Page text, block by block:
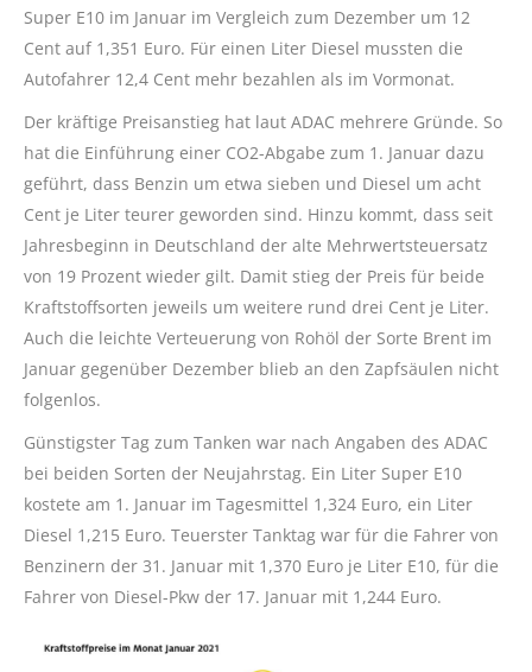
Super E10 im Januar im Vergleich zum Dezember um 12
Cent auf 1,351 Euro. Für einen Liter Diesel mussten die
Autofahrer 12,4 Cent mehr bezahlen als im Vormonat.
Der kräftige Preisanstieg hat laut ADAC mehrere Gründe. So
hat die Einführung einer CO2-Abgabe zum 1. Januar dazu
geführt, dass Benzin um etwa sieben und Diesel um acht
Cent je Liter teurer geworden sind. Hinzu kommt, dass seit
Jahresbeginn in Deutschland der alte Mehrwertsteuersatz
von 19 Prozent wieder gilt. Damit stieg der Preis für beide
Kraftstoffsorten jeweils um weitere rund drei Cent je Liter.
Auch die leichte Verteuerung von Rohöl der Sorte Brent im
Januar gegenüber Dezember blieb an den Zapfsäulen nicht
folgenlos.
Günstigster Tag zum Tanken war nach Angaben des ADAC
bei beiden Sorten der Neujahrstag. Ein Liter Super E10
kostete am 1. Januar im Tagesmittel 1,324 Euro, ein Liter
Diesel 1,215 Euro. Teuerster Tanktag war für die Fahrer von
Benzinern der 31. Januar mit 1,370 Euro je Liter E10, für die
Fahrer von Diesel-Pkw der 17. Januar mit 1,244 Euro.